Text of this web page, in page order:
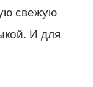
свежую
И для